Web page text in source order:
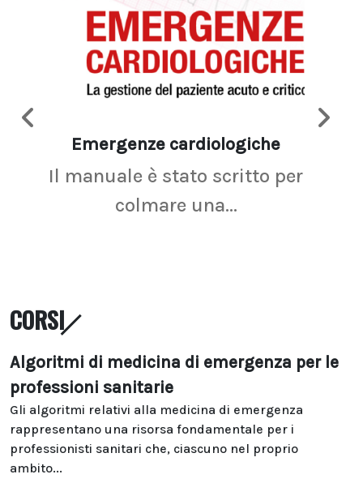
Emergenze cardiologiche
Il manuale è stato scritto per
colmare una...
CORSI
Algoritmi di medicina di emergenza per le
professioni sanitarie
Gli algoritmi relativi alla medicina di emergenza
rappresentano una risorsa fondamentale per i
professionisti sanitari che, ciascuno nel proprio
ambito...